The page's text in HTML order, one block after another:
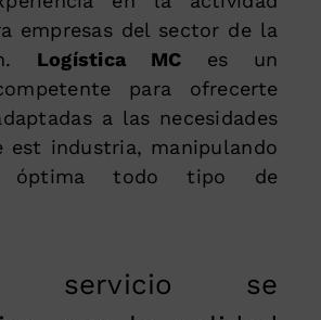
empresas del sector de la
Logística MC es un
para ofrecerte
a las necesidades
est industria, manipulando
óptima todo tipo de
servicio se